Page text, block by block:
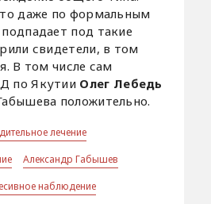
даже по формальным
под такие
свидетели, в том
В том числе сам
по Якутии Олег Лебедь
положительно.
лечение
Александр Габышев
наблюдение